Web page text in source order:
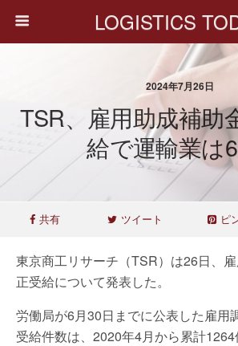
LOGISTICS
2024年7月26日
TSR、雇用助成補助
給で運輸業は
共有 ツイート ピ
東京商工リサーチ（TSR）は26日、
正受給について発表した。
労働局が6月30日までに公表した雇用
受給件数は、2020年4月から累計